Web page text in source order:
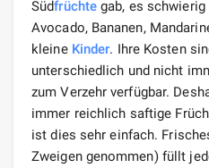
Südfrüchte gab, es schwierig
Avocado, Bananen,
kleine Kinder. Ihre Kosten
unterschiedlich und nicht
zum Verzehr verfügbar.
immer reichlich saftige
ist dies sehr einfach.
Zweigen genommen) füllt